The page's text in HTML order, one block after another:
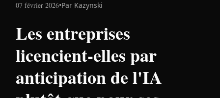
07 février 2026•Par Kazynski
Les entreprises
licencient-elles par
anticipation de l'IA